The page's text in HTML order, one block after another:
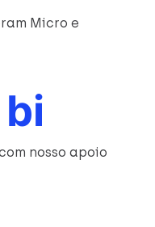
Micro e
nosso apoio